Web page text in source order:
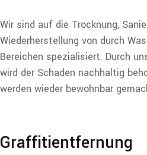
Wir sind auf die Trocknung,
Wiederherstellung von durch
Bereichen spezialisiert. Durch
wird der Schaden nachhaltig
werden wieder bewohnbar
Graffitientfernung